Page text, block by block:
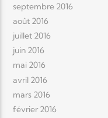
septembre 2016
août 2016
juillet 2016
juin 2016
mai 2016
avril 2016
mars 2016
février 2016